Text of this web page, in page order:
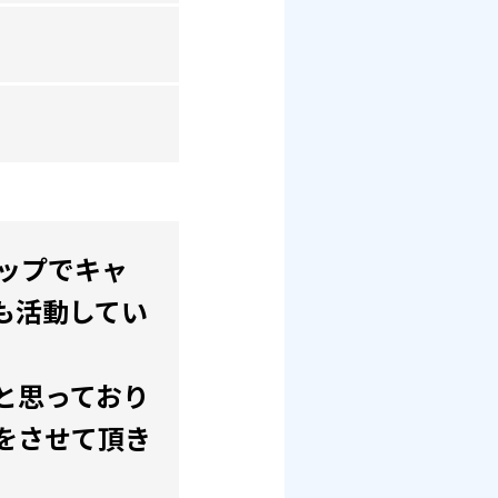
プでキャ
活動してい
思っており
させて頂き